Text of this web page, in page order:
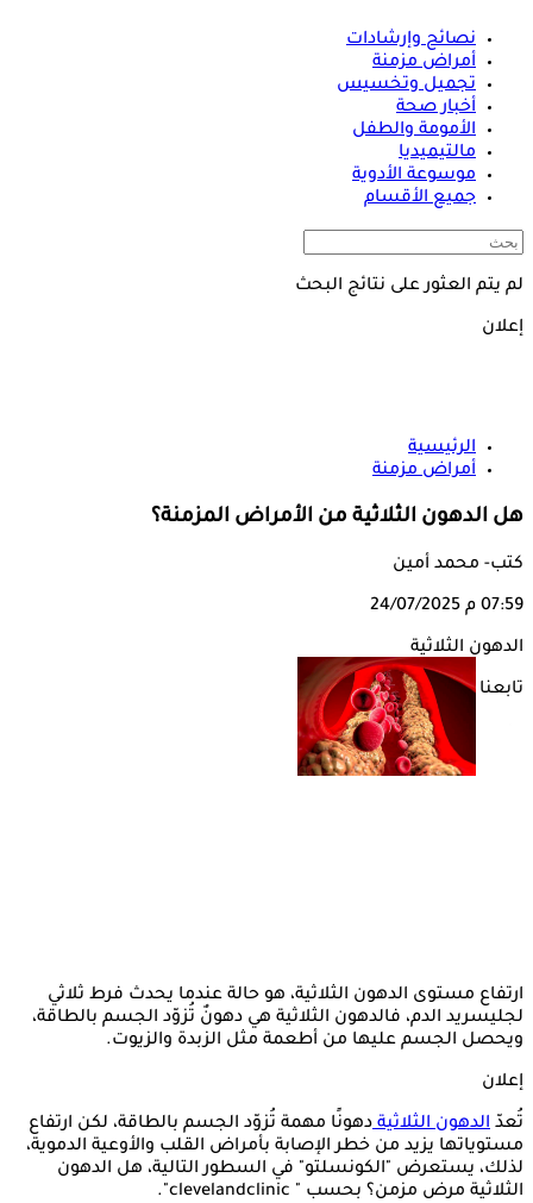
نصائح وإرشادات
أمراض مزمنة
تجميل وتخسيس
أخبار صحة
الأمومة والطفل
مالتيميديا
موسوعة الأدوية
جميع الأقسام
لم يتم العثور على نتائج البحث
إعلان
الرئيسية
أمراض مزمنة
هل الدهون الثلاثية من الأمراض المزمنة؟
كتب- محمد أمين
07:59 م 24/07/2025
الدهون الثلاثية
تابعنا على
ارتفاع مستوى الدهون الثلاثية، هو حالة عندما يحدث فرط ثلاثي
لجليسريد الدم، فالدهون الثلاثية هي دهونٌ تُزوّد الجسم بالطاقة،
ويحصل الجسم عليها من أطعمة مثل الزبدة والزيوت.
إعلان
تُعدّ الدهون الثلاثيةدهونًا مهمة تُزوّد الجسم بالطاقة، لكن ارتفاع
مستوياتها يزيد من خطر الإصابة بأمراض القلب والأوعية الدموية،
لذلك، يستعرض "الكونسلتو" في السطور التالية، هل الدهون
الثلاثية مرض مزمن؟ بحسب " clevelandclinic".